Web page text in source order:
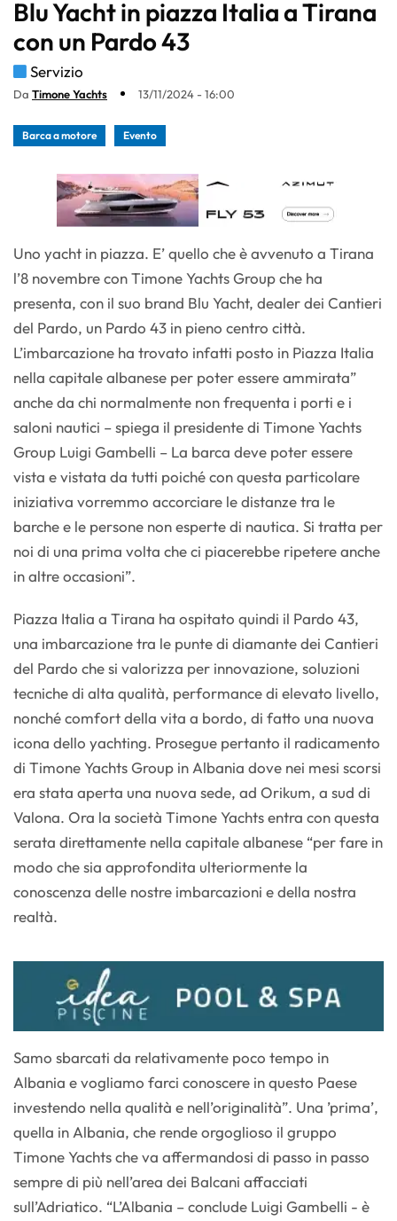
Blu Yacht in piazza Italia a Tirana
con un Pardo 43
Servizio
Da Timone Yachts 13/11/2024 - 16:00
Barca a motore Evento
Uno yacht in piazza. E’ quello che è avvenuto a Tirana
l’8 novembre con Timone Yachts Group che ha
presenta, con il suo brand Blu Yacht, dealer dei Cantieri
del Pardo, un Pardo 43 in pieno centro città.
L’imbarcazione ha trovato infatti posto in Piazza Italia
nella capitale albanese per poter essere ammirata”
anche da chi normalmente non frequenta i porti e i
saloni nautici – spiega il presidente di Timone Yachts
Group Luigi Gambelli – La barca deve poter essere
vista e vistata da tutti poiché con questa particolare
iniziativa vorremmo accorciare le distanze tra le
barche e le persone non esperte di nautica. Si tratta per
noi di una prima volta che ci piacerebbe ripetere anche
in altre occasioni”.
Piazza Italia a Tirana ha ospitato quindi il Pardo 43,
una imbarcazione tra le punte di diamante dei Cantieri
del Pardo che si valorizza per innovazione, soluzioni
tecniche di alta qualità, performance di elevato livello,
nonché comfort della vita a bordo, di fatto una nuova
icona dello yachting. Prosegue pertanto il radicamento
di Timone Yachts Group in Albania dove nei mesi scorsi
era stata aperta una nuova sede, ad Orikum, a sud di
Valona. Ora la società Timone Yachts entra con questa
serata direttamente nella capitale albanese “per fare in
modo che sia approfondita ulteriormente la
conoscenza delle nostre imbarcazioni e della nostra
realtà.
Samo sbarcati da relativamente poco tempo in
Albania e vogliamo farci conoscere in questo Paese
investendo nella qualità e nell’originalità”. Una ’prima’,
quella in Albania, che rende orgoglioso il gruppo
Timone Yachts che va affermandosi di passo in passo
sempre di più nell’area dei Balcani affacciati
sull’Adriatico. “L’Albania – conclude Luigi Gambelli - è